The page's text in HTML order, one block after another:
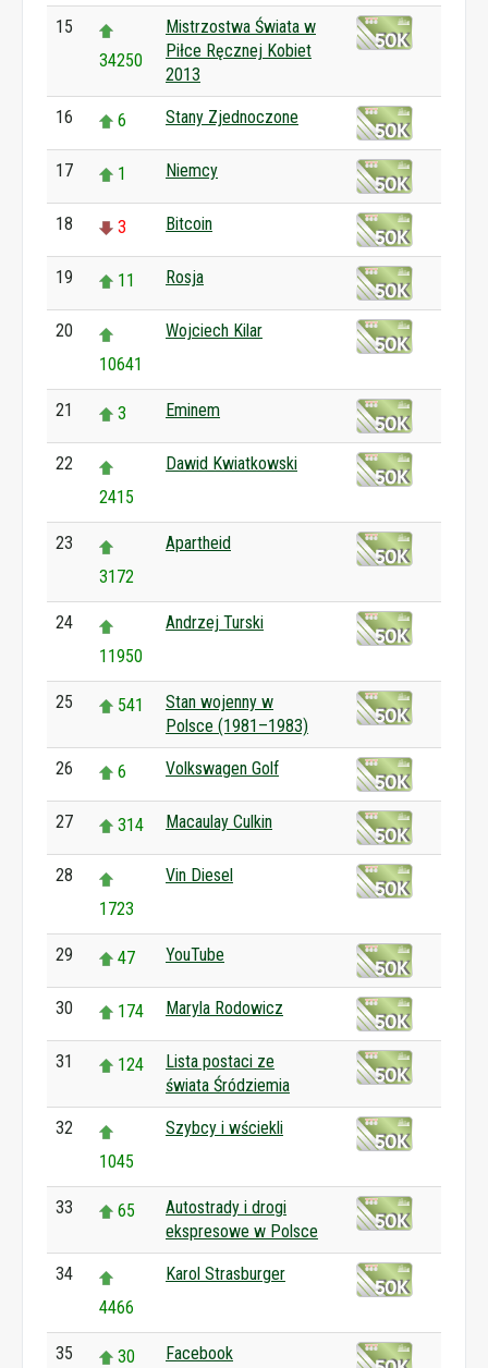
15
34250
Mistrzostwa Świata w
Piłce Ręcznej Kobiet
2013
16 6 Stany Zjednoczone
17 1 Niemcy
18 3 Bitcoin
19 11 Rosja
20
10641
Wojciech Kilar
21 3 Eminem
22
2415
Dawid Kwiatkowski
23
3172
Apartheid
24
11950
Andrzej Turski
25 541
Stan wojenny w
Polsce (1981–1983)
26 6 Volkswagen Golf
27 314 Macaulay Culkin
28
1723
Vin Diesel
29 47 YouTube
30 174 Maryla Rodowicz
31 124
Lista postaci ze
świata Śródziemia
32
1045
Szybcy i wściekli
33 65
Autostrady i drogi
ekspresowe w Polsce
34
4466
Karol Strasburger
35 30 Facebook